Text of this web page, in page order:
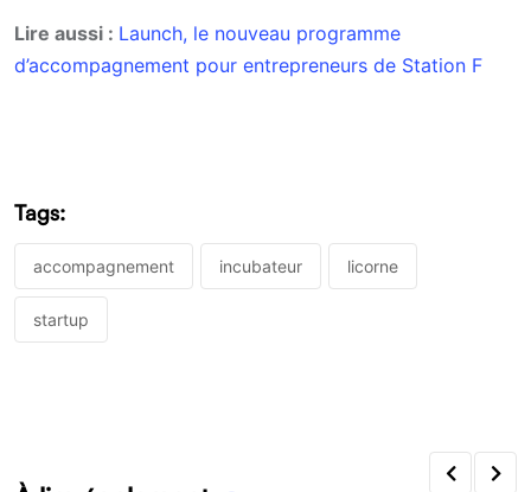
Lire aussi : Launch, le nouveau programme
d’accompagnement pour entrepreneurs de Station F
Tags:
accompagnement incubateur licorne
startup